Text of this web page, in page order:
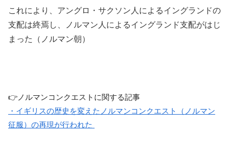
これにより、アングロ・サクソン人によるイングランドの
支配は終焉し、ノルマン人によるイングランド支配がはじ
まった（ノルマン朝）
👉ノルマンコンクエストに関する記事
・イギリスの歴史を変えたノルマンコンクエスト（ノルマン
征服）の再現が行われた